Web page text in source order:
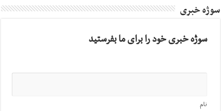
سوژه خبری
سوژه خبری خود را برای ما بفرستید
نام